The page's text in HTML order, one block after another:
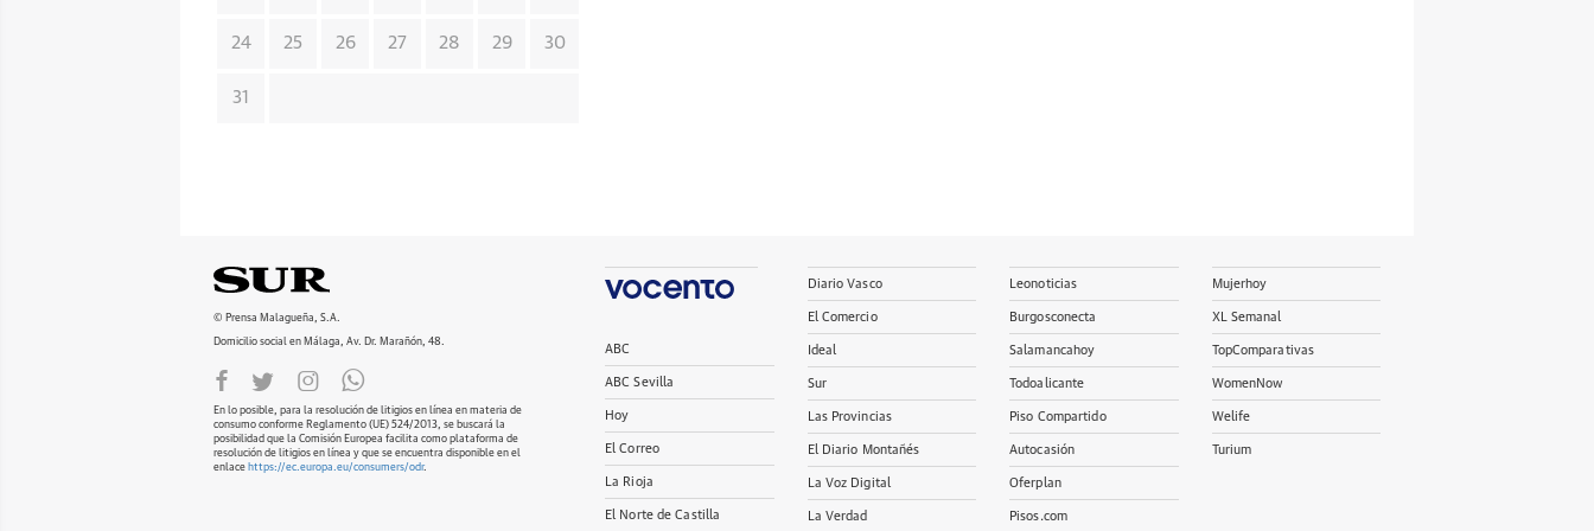
24 25 26 27 28 29 30
31
© Prensa Malagueña, S.A.
Domicilio social en Málaga, Av. Dr. Marañón, 48.
En lo posible, para la resolución de litigios en línea en materia de
consumo conforme Reglamento (UE) 524/2013, se buscará la
posibilidad que la Comisión Europea facilita como plataforma de
resolución de litigios en línea y que se encuentra disponible en el
enlace https://ec.europa.eu/consumers/odr.
ABC
ABC Sevilla
Hoy
El Correo
La Rioja
El Norte de Castilla
Diario Vasco
El Comercio
Ideal
Sur
Las Provincias
El Diario Montañés
La Voz Digital
La Verdad
Leonoticias
Burgosconecta
Salamancahoy
Todoalicante
Piso Compartido
Autocasión
Oferplan
Pisos.com
Mujerhoy
XL Semanal
TopComparativas
WomenNow
Welife
Turium